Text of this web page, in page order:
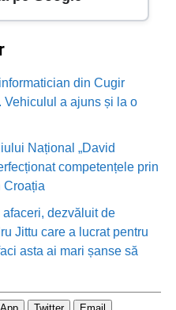
din Cugir
Vehiculul a ajuns și la o
Național „David
competențele prin
Croația
dezvăluit de
Jittu care a lucrat pentru
asta ai mari șanse să